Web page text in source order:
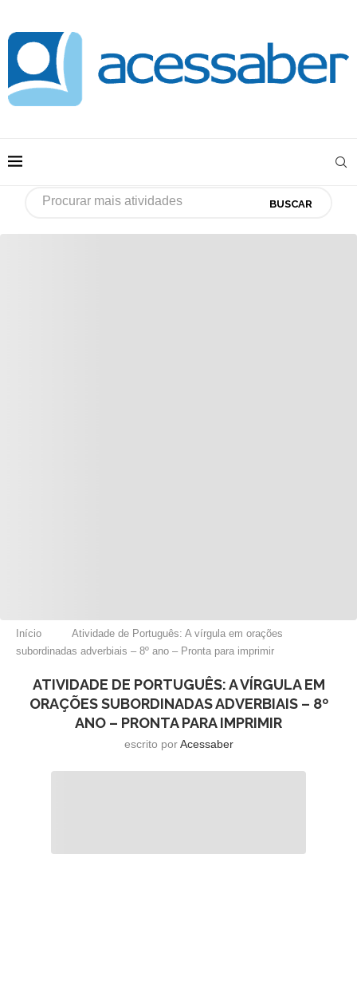
BUSCAR
Início
Atividade de Português: A vírgula em orações
subordinadas adverbiais – 8º ano – Pronta para imprimir
ATIVIDADE DE PORTUGUÊS: A VÍRGULA EM
ORAÇÕES SUBORDINADAS ADVERBIAIS – 8º
ANO – PRONTA PARA IMPRIMIR
escrito porAcessaber